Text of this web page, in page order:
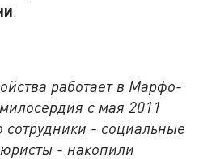
.
работает в Марфо-
с мая 2011
сотрудники - социальные
- накопили